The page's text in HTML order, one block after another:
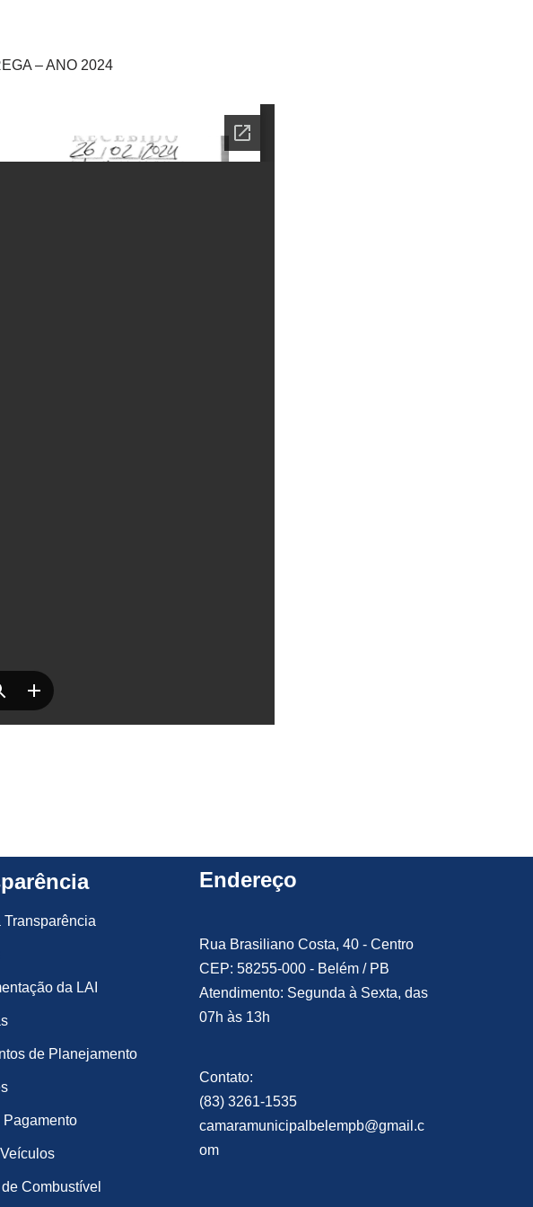
– ANO 2024
Transparência
da LAI
de Planejamento
Pagamento
Combustível
Endereço
Rua Brasiliano Costa, 40 - Centro
CEP: 58255-000 - Belém / PB
Atendimento: Segunda à Sexta, das
07h às 13h
Contato:
(83) 3261-1535
camaramunicipalbelempb@gmail.c
om